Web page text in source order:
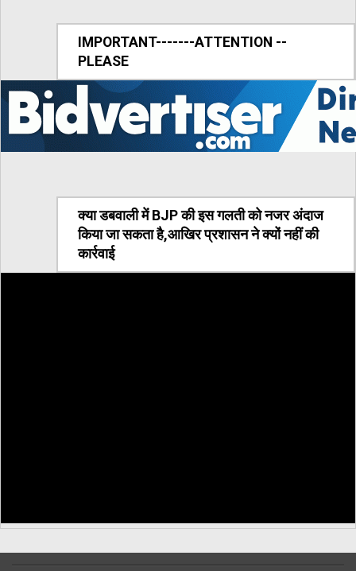
IMPORTANT-------ATTENTION --
PLEASE
क्या डबवाली में BJP की इस गलती को नजर अंदाज
किया जा सकता है,आखिर प्रशासन ने क्यों नहीं की
कार्रवाई